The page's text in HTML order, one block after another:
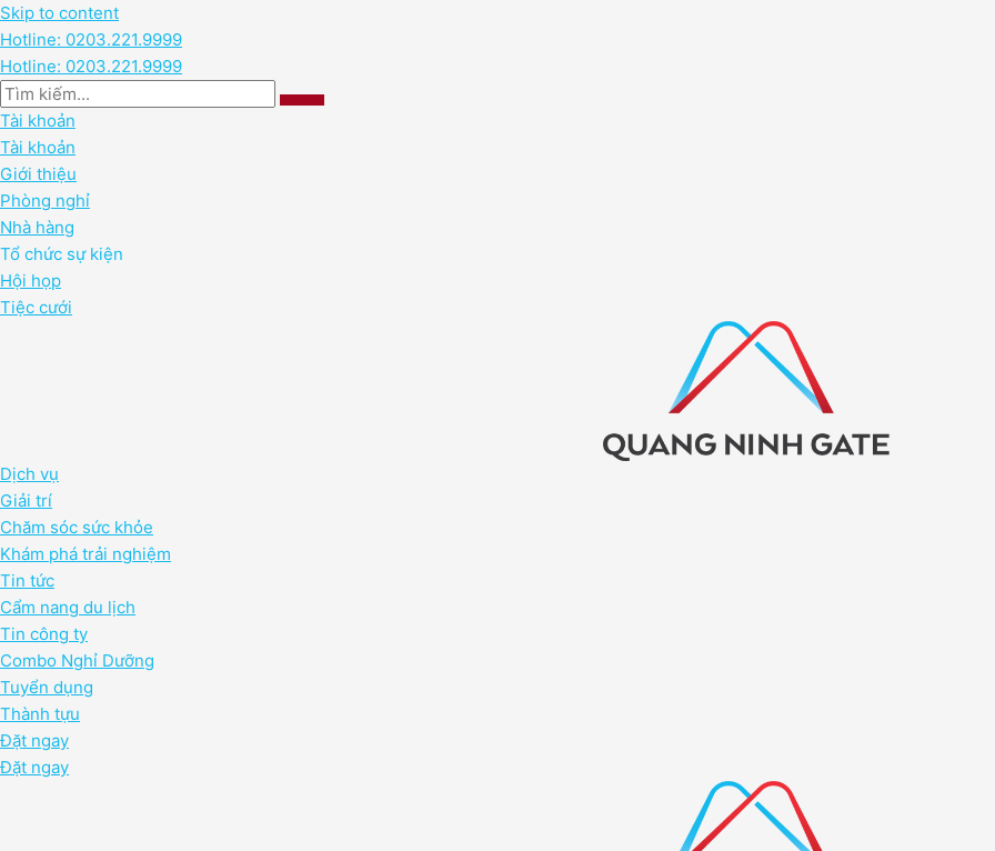
Skip to content
Hotline: 0203.221.9999
Hotline: 0203.221.9999
Tài khoản
Tài khoản
Giới thiệu
Phòng nghỉ
Nhà hàng
Tổ chức sự kiện
Hội họp
Tiệc cưới
Dịch vụ
Giải trí
Chăm sóc sức khỏe
Khám phá trải nghiệm
Tin tức
Cẩm nang du lịch
Tin công ty
Combo Nghỉ Dưỡng
Tuyển dụng
Thành tựu
Đặt ngay
Đặt ngay